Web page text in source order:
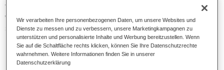
von Permahyd Perlmutt Basislack 285, einem hochwertigen
wasserverdünnbaren Basislacksystem. Es basiert auf einer
speziellen PU-Dispersionstechnologie für Uni- und
Effektlackierungen.
Produktmerkmale
Wir verarbeiten Ihre personenbezogenen Daten, um unsere Websites und
Dienste zu messen und zu verbessern, unsere Marketingkampagnen zu
unterstützen und personalisierte Inhalte und Werbung bereitzustellen. Wenn
Sie auf die Schaltfläche rechts klicken, können Sie Ihre Datenschutzrechte
wahrnehmen. Weitere Informationen finden Sie in unserer
Datenschutzerklärung